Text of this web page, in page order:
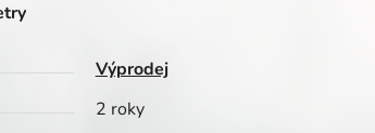
Výprodej
2 roky